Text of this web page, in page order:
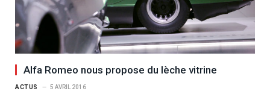
Alfa Romeo nous propose du lèche vitrine
ACTUS 5 AVRIL 2016